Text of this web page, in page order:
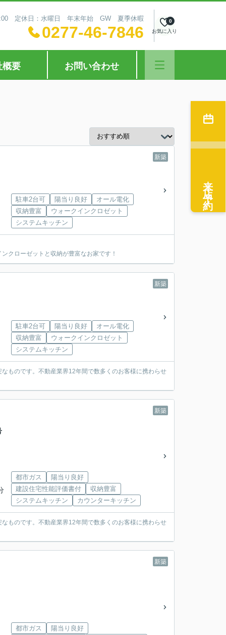
定休日：水曜日 年末年始 GW 夏季休暇
0277-46-7846 お気に入り
0
概要 お問い合わせ
新築
駐車2台可 陽当り良好
オール電化
収納豊富
ウォークインクロゼット
システムキッチン
クローゼットと収納が豊富なお家です！
新築
駐車2台可 陽当り良好
オール電化
収納豊富
ウォークインクロゼット
システムキッチン
ものです。不動産業界12年間で数多くのお客様に携わらせ
新築
都市ガス
陽当り良好
建設住宅性能評価書付
収納豊富
システムキッチン
カウンターキッチン
ものです。不動産業界12年間で数多くのお客様に携わらせ
新築
都市ガス
陽当り良好
来店予約